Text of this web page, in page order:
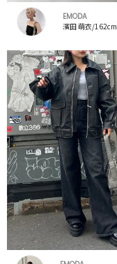
EMODA
濱田 萌衣/162cm